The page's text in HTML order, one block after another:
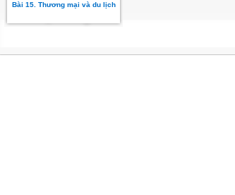
Bài 15. Thương mại và du lịch